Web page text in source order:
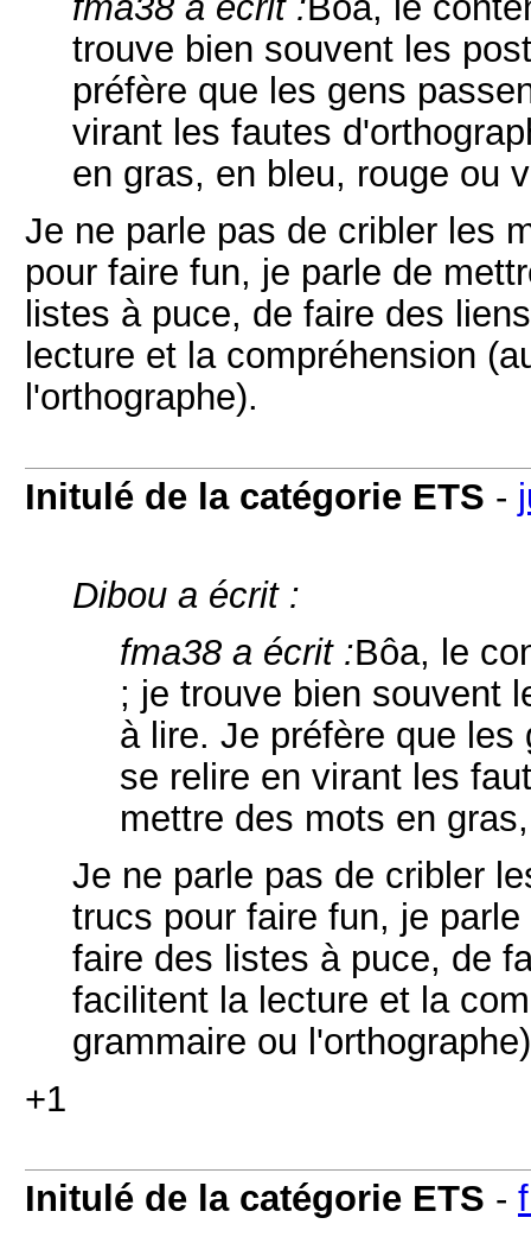
trouve bien souvent les
préfère que les gens
virant les fautes
en gras, en bleu, rouge ou
Je ne parle pas de cribler les
pour faire fun, je parle de
listes à puce, de faire des
lecture et la compréhension
l'orthographe).
Initulé de la catégorie ETS -
Dibou a écrit :
fma38 a écrit :Bôa, le
; je trouve bien souvent
à lire. Je préfère que
se relire en virant les
mettre des mots en
Je ne parle pas de cribler
trucs pour faire fun, je
faire des listes à puce, de
facilitent la lecture et la
grammaire ou
+1
Initulé de la catégorie ETS -